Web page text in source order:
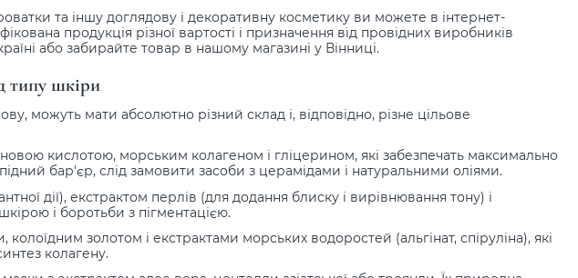
та іншу доглядову і декоративну косметику ви можете в інтернет-
продукція різної вартості і призначення від провідних виробників
або забирайте товар в нашому магазині у Вінниці.
типу шкіри
можуть мати абсолютно різний склад і, відповідно, різне цільове
кислотою, морським колагеном і гліцерином, які забезпечать максимально
бар'єр, слід замовити засоби з церамідами і натуральними оліями.
дії), екстрактом перлів (для додання блиску і вирівнювання тону) і
і боротьби з пігментацією.
золотом і екстрактами морських водоростей (альгінат, спіруліна), які
колагену.